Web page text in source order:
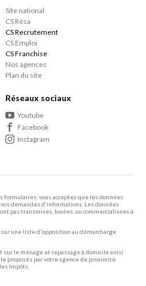
Site national
CS Résa
CS Recrutement
CS Emploi
CS Franchise
Nos agences
Plan du site
Réseaux sociaux
Youtube
Facebook
Instagram
formulaires, vous acceptez que les données
demandes d'informations. Les données
pas transmises, louées, ou commercialisées à
une liste d'opposition au démarcharge
sur le ménage et repassage à domicile ainsi
proposés par votre agence de proximité.
Impôts.